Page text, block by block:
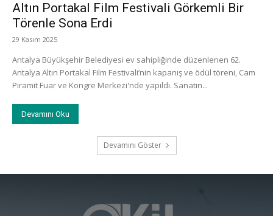
Altın Portakal Film Festivali Görkemli Bir
Törenle Sona Erdi
29 Kasım 2025
Antalya Büyükşehir Belediyesi ev sahipliğinde düzenlenen 62.
Antalya Altın Portakal Film Festivali’nin kapanış ve ödül töreni, Cam
Piramit Fuar ve Kongre Merkezi'nde yapıldı. Sanatın...
Devamını Oku
Devamını Göster